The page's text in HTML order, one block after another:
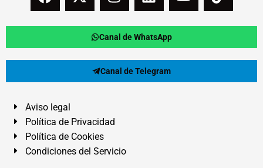
Canal de WhatsApp
Canal de Telegram
Aviso legal
Política de Privacidad
Política de Cookies
Condiciones del Servicio